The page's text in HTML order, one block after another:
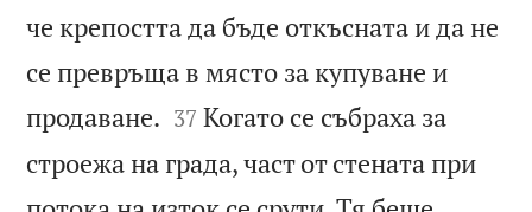
че крепостта да бъде откъсната и да не
се превръща в място за купуване и
продаване. 

37 Когато се събраха за
строежа на града, част от стената при